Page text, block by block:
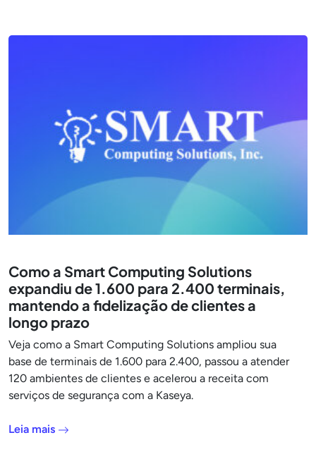
Como a Smart Computing Solutions
expandiu de 1.600 para 2.400 terminais,
mantendo a fidelização de clientes a
longo prazo
Veja como a Smart Computing Solutions ampliou sua
base de terminais de 1.600 para 2.400, passou a atender
120 ambientes de clientes e acelerou a receita com
serviços de segurança com a Kaseya.
Leia mais